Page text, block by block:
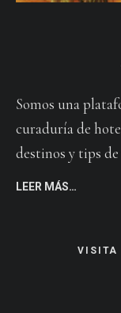
Somos una
curaduría de
destinos y tips de
LEER MÁS…
VISITA